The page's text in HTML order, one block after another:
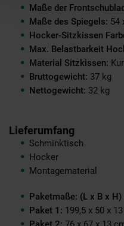
Maße der
Maße des Spiegels: 54
Hocker-Sitzkissen
Max. Belastbarkeit
Material Sitzkissen:
Bruttogewicht: 37 kg
Nettogewicht: 32 kg
Lieferumfang
Schminktisch
Hocker
Montagematerial
Paketmaße: (L x B x H)
Paket 1: 199,5 x 50 x